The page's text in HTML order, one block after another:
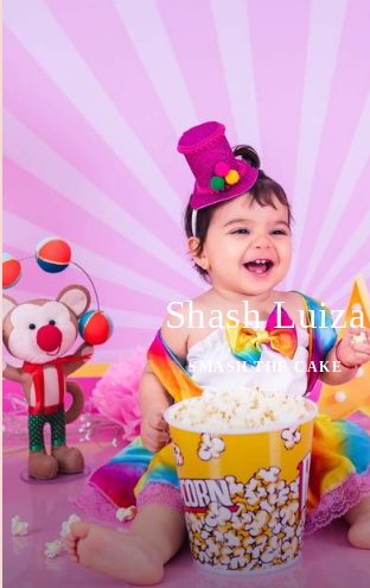
Shash Luiza
SMASH THE CAKE